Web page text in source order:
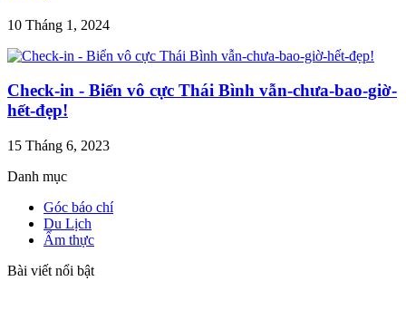
10 Tháng 1, 2024
Check-in - Biển vô cực Thái Bình vẫn-chưa-bao-giờ-
hết-đẹp!
15 Tháng 6, 2023
Danh mục
Góc báo chí
Du Lịch
Ẩm thực
Bài viết nổi bật